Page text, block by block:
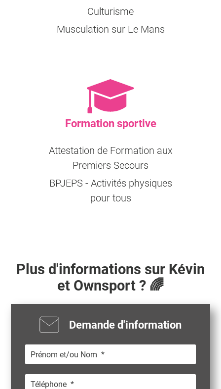
Culturisme
Musculation sur Le Mans
Formation sportive
Attestation de Formation aux
Premiers Secours
BPJEPS - Activités physiques
pour tous
Plus d'informations sur Kévin
et Ownsport ? 🌈
Demande d'information